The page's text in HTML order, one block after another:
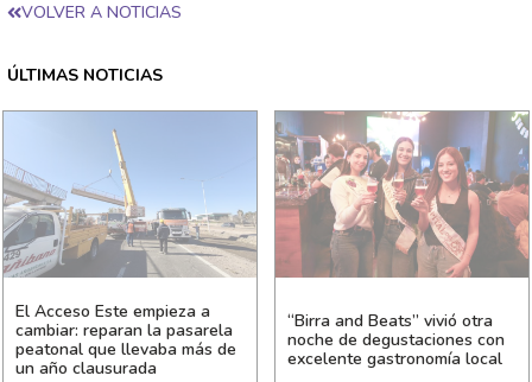
VOLVER A NOTICIAS
ÚLTIMAS NOTICIAS
El Acceso Este empieza a
cambiar: reparan la pasarela
peatonal que llevaba más de
un año clausurada
“Birra and Beats” vivió otra
noche de degustaciones con
excelente gastronomía local